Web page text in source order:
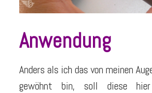
Anwendung
Anders als ich das von meinen
gewöhnt bin, soll diese hier